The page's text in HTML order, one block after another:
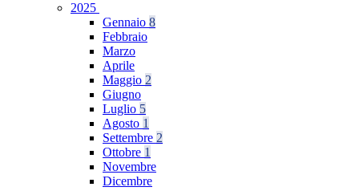
2025
Gennaio 8
Febbraio
Marzo
Aprile
Maggio 2
Giugno
Luglio 5
Agosto 1
Settembre 2
Ottobre 1
Novembre
Dicembre